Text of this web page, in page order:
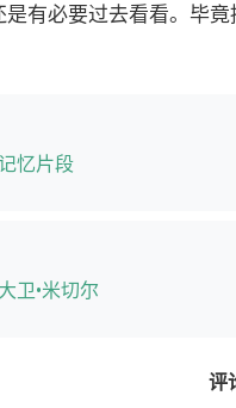
是有必要过去看看。毕
忆片段
卫•米切尔
评